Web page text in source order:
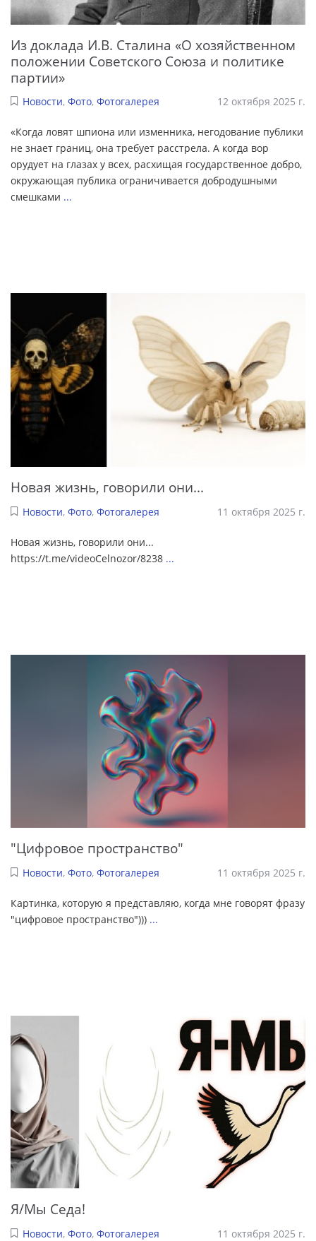
Из доклада И.В. Сталина «О хозяйственном
положении Советского Союза и политике
партии»
Новости, Фото, Фотогалерея 12 октября 2025 г.
«Когда ловят шпиона или изменника, негодование публики
не знает границ, она требует расстрела. А когда вор
орудует на глазах у всех, расхищая государственное добро,
окружающая публика ограничивается добродушными
смешками ...
Новая жизнь, говорили они...
Новости, Фото, Фотогалерея 11 октября 2025 г.
Новая жизнь, говорили они...
https://t.me/videoCelnozor/8238 ...
"Цифровое пространство"
Новости, Фото, Фотогалерея 11 октября 2025 г.
Картинка, которую я представляю, когда мне говорят фразу
"цифровое пространство"))) ...
Я/Мы Седа!
Новости, Фото, Фотогалерея 11 октября 2025 г.